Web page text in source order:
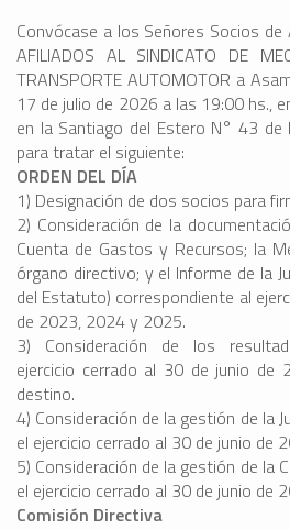
Convócase a los Señores Socios de
AFILIADOS AL SINDICATO DE
TRANSPORTE AUTOMOTOR a
17 de julio de 2026 a las 19:00 hs.,
en la Santiago del Estero N° 43 de
para tratar el siguiente:
ORDEN DEL DÍA
1) Designación de dos socios para
2) Consideración de la
Cuenta de Gastos y Recursos; la
órgano directivo; y el Informe de la
del Estatuto) correspondiente al
de 2023, 2024 y 2025.
3) Consideración de los
ejercicio cerrado al 30 de junio
destino.
4) Consideración de la gestión de la
el ejercicio cerrado al 30 de junio de
5) Consideración de la gestión de la
el ejercicio cerrado al 30 de junio de
Comisión Directiva